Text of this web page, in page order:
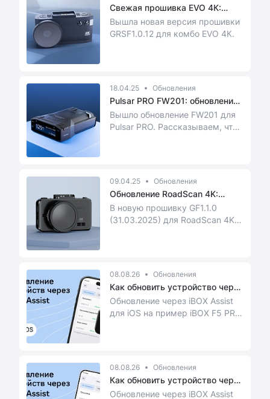
Свежая прошивка EVO 4К:
настройк...
Вышла новая версия прошивки
GRSF1.0.12 для комбо EVO 4К.
18.04.25 Обновления
Pulsar PRO FW201: обновление,
ко...
Вышло обновление FW201 для
Pulsar PRO. Рассказываем, что
09.04.25 Обновления
Обновление RoadScan 4K:
новые фу...
В новую прошивку GF1.1.0
(31.03.2025) для RoadScan 4K
08.08.26 Обновления
Как обновить устройство через
i...
Обновление через iBOX Assist
для iOS на пример iBOX F5 PRO
08.08.26 Обновления
Как обновить устройство через
i...
Обновление через iBOX Assist